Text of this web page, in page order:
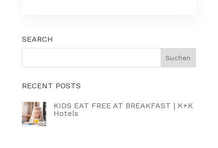
SEARCH
RECENT POSTS
KIDS EAT FREE AT BREAKFAST | K+K
Hotels